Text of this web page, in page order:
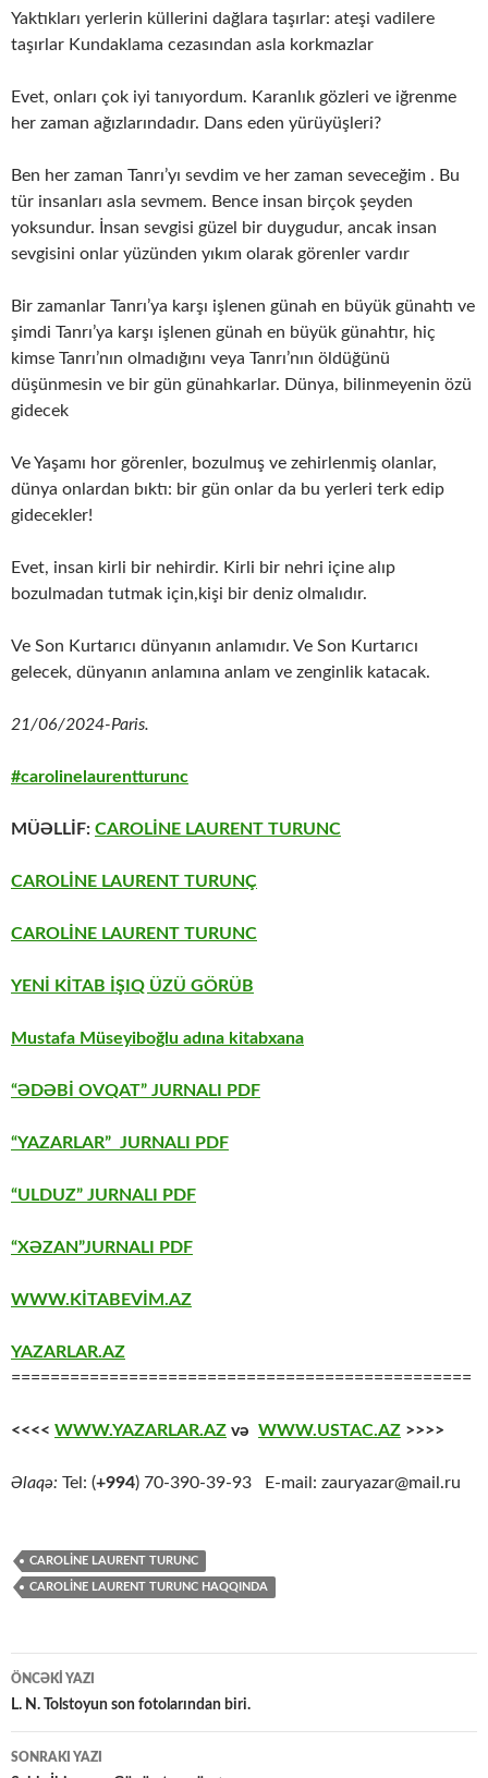
Yaktıkları yerlerin küllerini dağlara taşırlar: ateşi vadilere
taşırlar Kundaklama cezasından asla korkmazlar
Evet, onları çok iyi tanıyordum. Karanlık gözleri ve iğrenme
her zaman ağızlarındadır. Dans eden yürüyüşleri?
Ben her zaman Tanrı’yı ​​sevdim ve her zaman seveceğim . Bu
tür insanları asla sevmem. Bence insan birçok şeyden
yoksundur. İnsan sevgisi güzel bir duygudur, ancak insan
sevgisini onlar yüzünden yıkım olarak görenler vardır
Bir zamanlar Tanrı’ya karşı işlenen günah en büyük günahtı ve
şimdi Tanrı’ya karşı işlenen günah en büyük günahtır, hiç
kimse Tanrı’nın olmadığını veya Tanrı’nın öldüğünü
düşünmesin ve bir gün günahkarlar. Dünya, bilinmeyenin özü
gidecek
Ve Yaşamı hor görenler, bozulmuş ve zehirlenmiş olanlar,
dünya onlardan bıktı: bir gün onlar da bu yerleri terk edip
gidecekler!
Evet, insan kirli bir nehirdir. Kirli bir nehri içine alıp
bozulmadan tutmak için,kişi bir deniz olmalıdır.
Ve Son Kurtarıcı dünyanın anlamıdır. Ve Son Kurtarıcı
gelecek, dünyanın anlamına anlam ve zenginlik katacak.
21/06/2024-Paris.
#carolinelaurentturunc
MÜƏLLİF: CAROLİNE LAURENT TURUNC
CAROLİNE LAURENT TURUNÇ
CAROLİNE LAURENT TURUNC
YENİ KİTAB İŞIQ ÜZÜ GÖRÜB
Mustafa Müseyiboğlu adına kitabxana
“ƏDƏBİ OVQAT” JURNALI PDF
“YAZARLAR” JURNALI PDF
“ULDUZ” JURNALI PDF
“XƏZAN”JURNALI PDF
WWW.KİTABEVİM.AZ
YAZARLAR.AZ
===============================================
<<<< WWW.YAZARLAR.AZ və WWW.USTAC.AZ >>>>
Əlaqə: Tel: (+994) 70-390-39-93 E-mail: zauryazar@mail.ru
CAROLİNE LAURENT TURUNC
CAROLINE LAURENT TURUNC HAQQINDA
Yazılar
üzrə
naviqasiya
ÖNCƏKI YAZI
L. N. Tolstoyun son fotolarından biri.
SONRAKI YAZI